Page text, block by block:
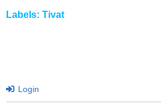
Labels: Tivat
Login